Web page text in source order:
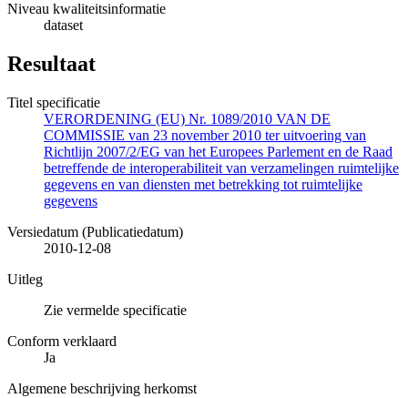
Niveau kwaliteitsinformatie
dataset
Resultaat
Titel specificatie
VERORDENING (EU) Nr. 1089/2010 VAN DE
COMMISSIE van 23 november 2010 ter uitvoering van
Richtlijn 2007/2/EG van het Europees Parlement en de Raad
betreffende de interoperabiliteit van verzamelingen ruimtelijke
gegevens en van diensten met betrekking tot ruimtelijke
gegevens
Versiedatum (Publicatiedatum)
2010-12-08
Uitleg
Zie vermelde specificatie
Conform verklaard
Ja
Algemene beschrijving herkomst